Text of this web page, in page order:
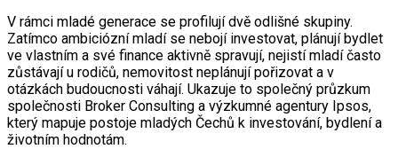
V rámci mladé generace se profilují dvě odlišné skupiny.
Zatímco ambiciózní mladí se nebojí investovat, plánují bydlet
ve vlastním a své finance aktivně spravují, nejistí mladí často
zůstávají u rodičů, nemovitost neplánují pořizovat a v
otázkách budoucnosti váhají. Ukazuje to společný průzkum
společnosti Broker Consulting a výzkumné agentury Ipsos,
který mapuje postoje mladých Čechů k investování, bydlení a
životním hodnotám.